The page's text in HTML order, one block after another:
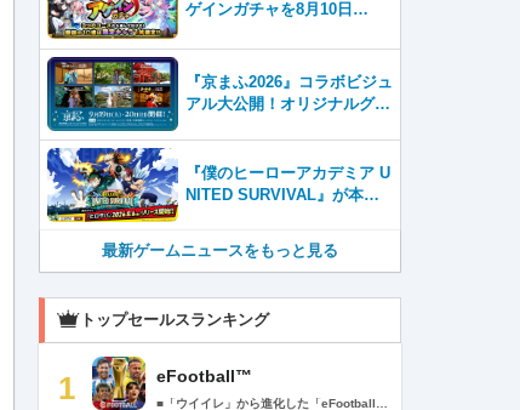
ゲインガチャを8月10日
『京まふ2026』コラボビジュ
アル大公開！オリジナルグッ
『僕のヒーローアカデミア U
NITED SURVIVAL』が本日8
最新ゲームニュースをもっと見る
トップセールスランキング
1 eFootball™